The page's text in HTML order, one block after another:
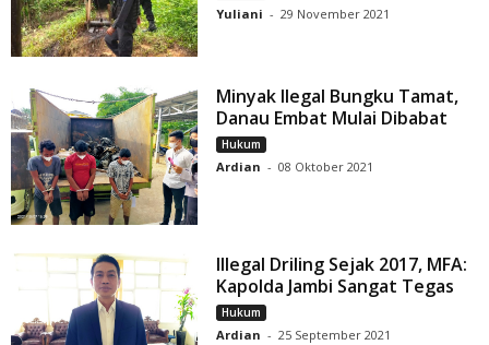
Yuliani - 29 November 2021
Minyak Ilegal Bungku Tamat,
Danau Embat Mulai Dibabat
Hukum
Ardian - 08 Oktober 2021
Illegal Driling Sejak 2017, MFA:
Kapolda Jambi Sangat Tegas
Hukum
Ardian - 25 September 2021